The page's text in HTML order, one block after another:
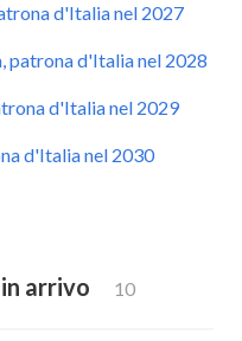
d'Italia nel 2027
patrona d'Italia nel 2028
d'Italia nel 2029
d'Italia nel 2030
arrivo 10